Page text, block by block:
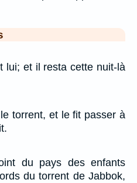
lui; et il resta cette nuit-là
torrent, et le fit passer à
du pays des enfants
du torrent de Jabbok,